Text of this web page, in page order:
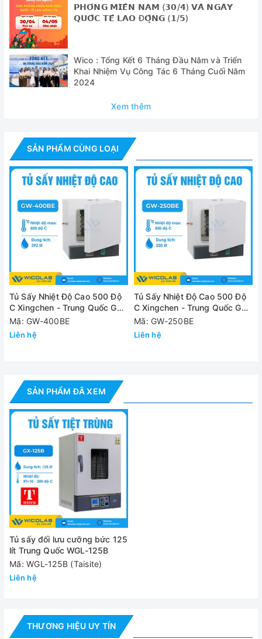
trong tủ đối lưu cưỡng bức bằng quạt làm cho nhiệt độ
giữa các vị trí bên trong tủ đồng đều hơn.
✅ Quạt đối lưu được thiết kế theo cấu trúc hút không khí
làm mát cưỡng bức đảm bảo nhiệt độ làm việc tối đa của
Motor dưới 50°C kéo dài tuổi thọ của Motor
- Tủ sấy WGL-125B
- Khay trữ mẫu: 02 chiếc
- Hướng dẫn sử dụng tiếng Anh và Tiếng Việt
Thông số kỹ thuật
Model
Thể tích buồng sấy 125 lít
Phạm vi nhiệt độ RT+10°C -
Dao động nhiệt độ ±1°C
Công suất
Khối lượng (NW/GW)
Đánh giá
𝗣𝗛𝗢́𝗡𝗚 𝗠𝗜𝗘̂̀𝗡 𝗡𝗔𝗠 (𝟯𝟬/𝟰) 𝗩𝗔̀ 𝗡𝗚𝗔̀𝗬
𝗤𝗨𝗢̂́𝗖 𝗧𝗘̂́ 𝗟𝗔𝗢 Đ𝗢̣̂𝗡𝗚 (𝟭/𝟱)
Wico : Tổng Kết 6 Tháng Đầu Năm và Triển
Khai Nhiệm Vụ Công Tác 6 Tháng Cuối Năm
2024
Xem thêm
SẢN PHẨM CÙNG LOẠI
Tủ Sấy Nhiệt Độ Cao 500 Độ
C Xingchen - Trung Quốc GW-
400BE | 392 Lít
Mã: GW-400BE
Liên hệ
Tủ Sấy Nhiệt Độ Cao 500 Độ
C Xingchen - Trung Quốc GW-
250BE | 250 Lít
Mã: GW-250BE
Liên hệ
SẢN PHẨM ĐÃ XEM
Tủ sấy đối lưu cưỡng bức 125
lít Trung Quốc WGL-125B
Mã: WGL-125B (Taisite)
Liên hệ
THƯƠNG HIỆU UY TÍN